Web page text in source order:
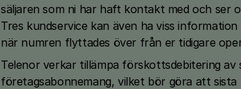
säljaren som ni har haft kontakt med och ser
Tres kundservice kan även ha viss
när numren flyttades över från er tidigare
Telenor verkar tillämpa förskottsdebitering
företagsabonnemang, vilket bör göra att